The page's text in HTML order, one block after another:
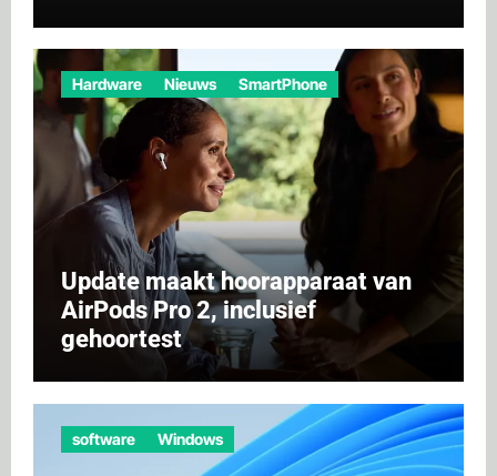
Hardware Nieuws SmartPhone
Update maakt hoorapparaat van
AirPods Pro 2, inclusief
gehoortest
software Windows